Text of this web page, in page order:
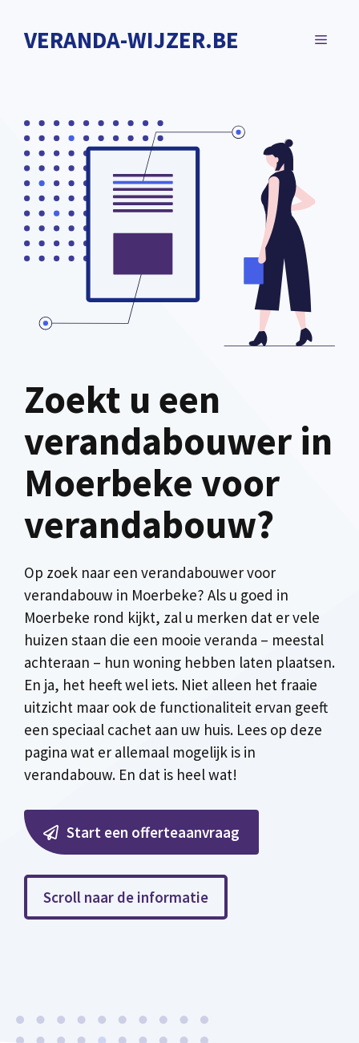
naarVERANDA-WIJZER.BE MENU
Zoekt u een
verandabouwer in
Moerbeke voor
verandabouw?
Op zoek naar een verandabouwer voor
verandabouw in Moerbeke? Als u goed in
Moerbeke rond kijkt, zal u merken dat er vele
huizen staan die een mooie veranda – meestal
achteraan – hun woning hebben laten plaatsen.
En ja, het heeft wel iets. Niet alleen het fraaie
uitzicht maar ook de functionaliteit ervan geeft
een speciaal cachet aan uw huis. Lees op deze
pagina wat er allemaal mogelijk is in
verandabouw. En dat is heel wat!
Start een offerteaanvraag
Scroll naar de informatie